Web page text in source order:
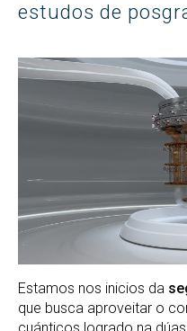
estudos de
Estamos nos inicios da
que busca aproveitar o